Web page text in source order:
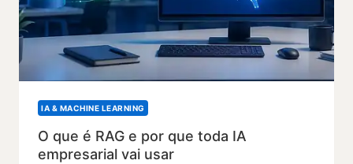
IA & MACHINE LEARNING
O que é RAG e por que toda IA
empresarial vai usar